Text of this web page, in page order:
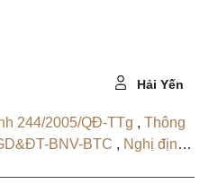
Hải Yến
244/2005/QĐ-TTg , Thông
BNV-BTC , Nghị định